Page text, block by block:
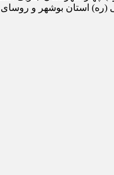
(ره) استان بوشهر و